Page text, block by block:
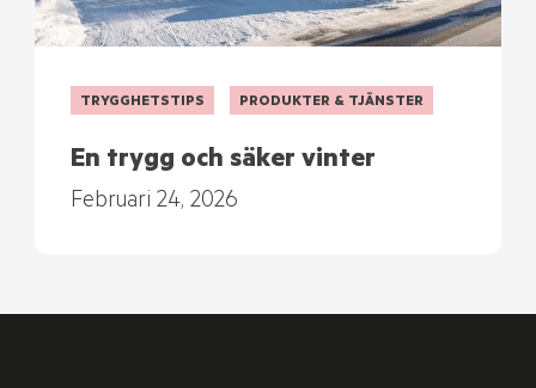
TRYGGHETSTIPS PRODUKTER & TJÄNSTER
En trygg och säker vinter
Februari 24, 2026